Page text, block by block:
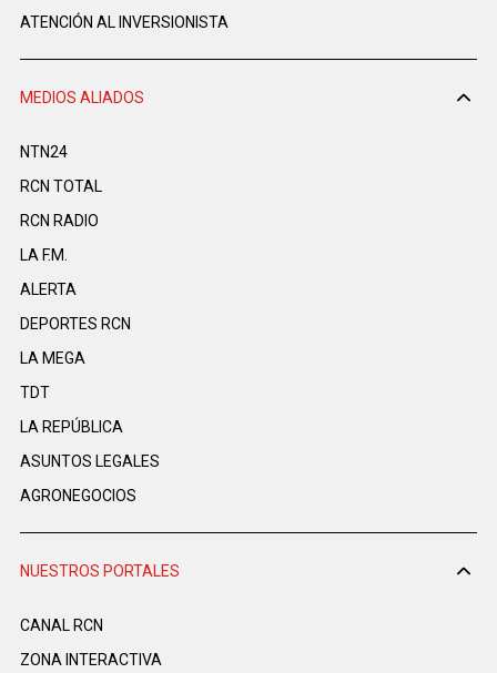
ATENCIÓN AL INVERSIONISTA
MEDIOS ALIADOS
NTN24
RCN TOTAL
RCN RADIO
LA F.M.
ALERTA
DEPORTES RCN
LA MEGA
TDT
LA REPÚBLICA
ASUNTOS LEGALES
AGRONEGOCIOS
NUESTROS PORTALES
CANAL RCN
ZONA INTERACTIVA